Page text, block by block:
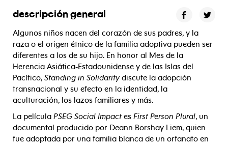
descripción general
Algunos niños nacen del corazón de sus padres, y la
raza o el origen étnico de la familia adoptiva pueden ser
diferentes a los de su hijo. En honor al Mes de la
Herencia Asiática-Estadounidense y de las Islas del
Pacífico, Standing in Solidaritydiscute la adopción
transnacional y su efecto en la identidad, la
aculturación, los lazos familiares y más.
La película PSEG Social Impact es First Person Plural, un
documental producido por Deann Borshay Liem, quien
fue adoptada por una familia blanca de un orfanato en